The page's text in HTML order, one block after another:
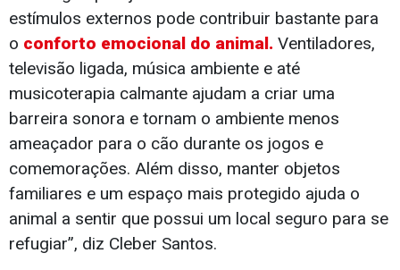
estímulos externos pode contribuir bastante para
o conforto emocional do animal. Ventiladores,
televisão ligada, música ambiente e até
musicoterapia calmante ajudam a criar uma
barreira sonora e tornam o ambiente menos
ameaçador para o cão durante os jogos e
comemorações. Além disso, manter objetos
familiares e um espaço mais protegido ajuda o
animal a sentir que possui um local seguro para se
refugiar”, diz Cleber Santos.